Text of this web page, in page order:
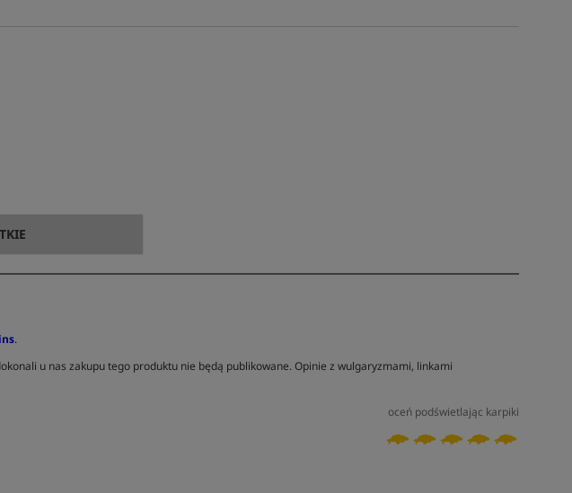
.
u nas zakupu tego produktu nie będą publikowane. Opinie z wulgaryzmami, linkami
oceń podświetlając karpiki